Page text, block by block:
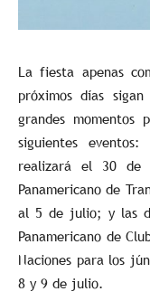
La fiesta apenas
próximos días
grandes momentos
siguientes
realizará el 30 de
Panamericano de
al 5 de julio; y las
Panamericano de
Naciones para los
8 y 9 de julio.